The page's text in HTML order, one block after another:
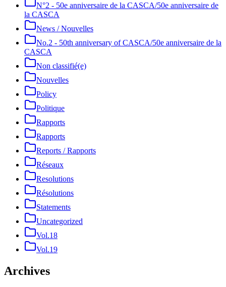
N°2 - 50e anniversaire de la CASCA/50e anniversaire de
la CASCA
News / Nouvelles
No.2 - 50th anniversary of CASCA/50e anniversaire de la
CASCA
Non classifié(e)
Nouvelles
Policy
Politique
Rapports
Rapports
Reports / Rapports
Réseaux
Resolutions
Résolutions
Statements
Uncategorized
Vol.18
Vol.19
Archives